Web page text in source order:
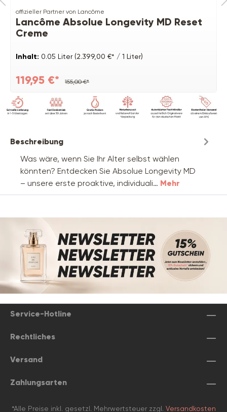
offizieller Partner von Lancôme
Lancôme Absolue Longevity MD Reset
Creme
Inhalt: 0.05 Liter(2.399,00 €* / 1 Liter)
119,95 €* 155,00 €*
Beschreibung
Was wäre, wenn Sie Ihr Alter selbst wählen
könnten? Entdecken Sie Absolue Longevity MD
– unsere erste proaktive, individuali… Mehr
Service-Hotline
Rechtliches
Versand
Zahlungsarten
*Alle Preise inkl. gesetzl. Mehrwertsteuer zzgl. Versandkosten